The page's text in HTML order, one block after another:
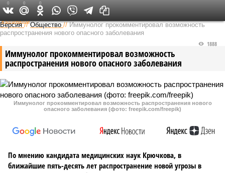
Федеральный выпуск
Версия //Общество //Иммунолог прокомментировал возможность
распространения нового опасного заболевания
Иммунолог прокомментировал возможность
распространения нового опасного заболевания
1888
Иммунолог прокомментировал возможность распространения нового
опасного заболевания (фото: freepik.com/freepik)
По мнению кандидата медицинских наук Крючкова, в
ближайшие пять-десять лет распространение новой угрозы в
0 0 0